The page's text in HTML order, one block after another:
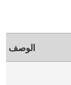
الوصف